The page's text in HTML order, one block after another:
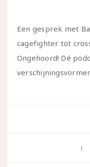
Een gesprek met
cagefighter tot
Ongehoord! Dé